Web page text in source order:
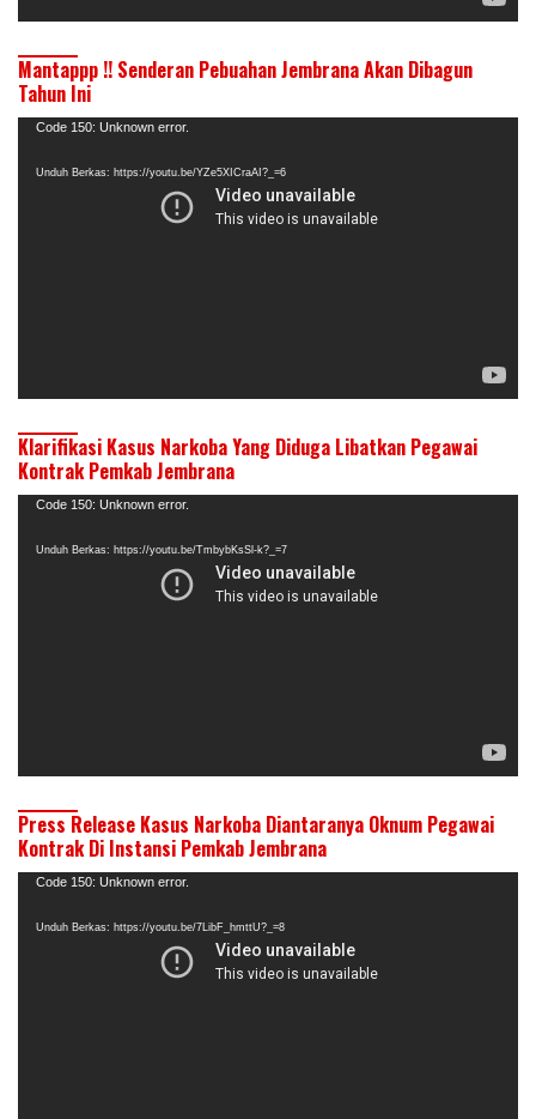
Mantappp !! Senderan Pebuahan Jembrana Akan Dibagun
Tahun Ini
Pemutar
Code 150: Unknown error.
Unduh Berkas: https://youtu.be/YZe5XICraAI?_=6
Klarifikasi Kasus Narkoba Yang Diduga Libatkan Pegawai
Kontrak Pemkab Jembrana
Pemutar
Code 150: Unknown error.
Unduh Berkas: https://youtu.be/TmbybKsSl-k?_=7
Press Release Kasus Narkoba Diantaranya Oknum Pegawai
Kontrak Di Instansi Pemkab Jembrana
Pemutar
Code 150: Unknown error.
Unduh Berkas: https://youtu.be/7LibF_hmttU?_=8